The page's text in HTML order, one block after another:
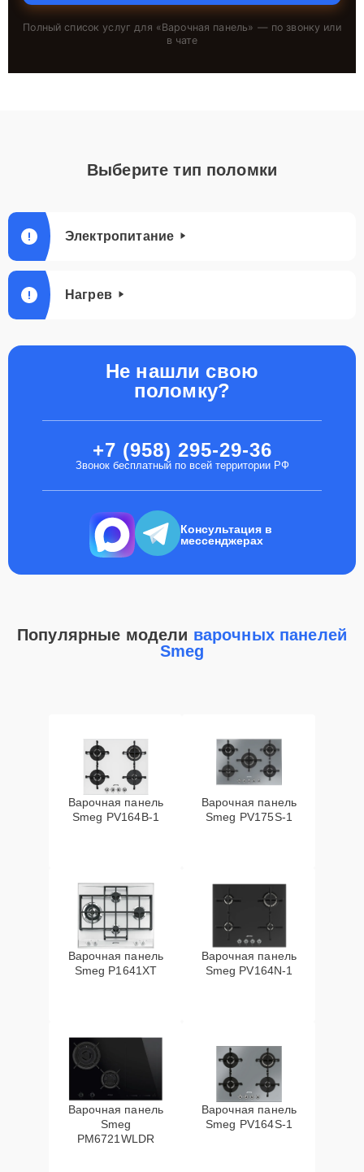
Полный список услуг для «Варочная панель» — по звонку или
в чате
Выберите тип поломки
Электропитание
Нагрев
Не нашли свою
поломку?
+7 (958) 295-29-36
Звонок бесплатный по всей территории РФ
Консультация в
мессенджерах
Популярные модели варочных панелей
Smeg
Варочная панель
Smeg PV164B-1
Варочная панель
Smeg PV175S-1
Варочная панель
Smeg P1641XT
Варочная панель
Smeg PV164N-1
Варочная панель
Smeg
PM6721WLDR
Варочная панель
Smeg PV164S-1